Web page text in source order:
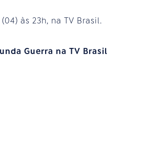
às 23h, na TV Brasil.
Guerra na TV Brasil